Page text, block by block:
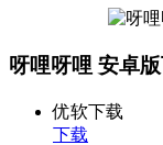
呀哩呀哩 安卓
优软下载
下载